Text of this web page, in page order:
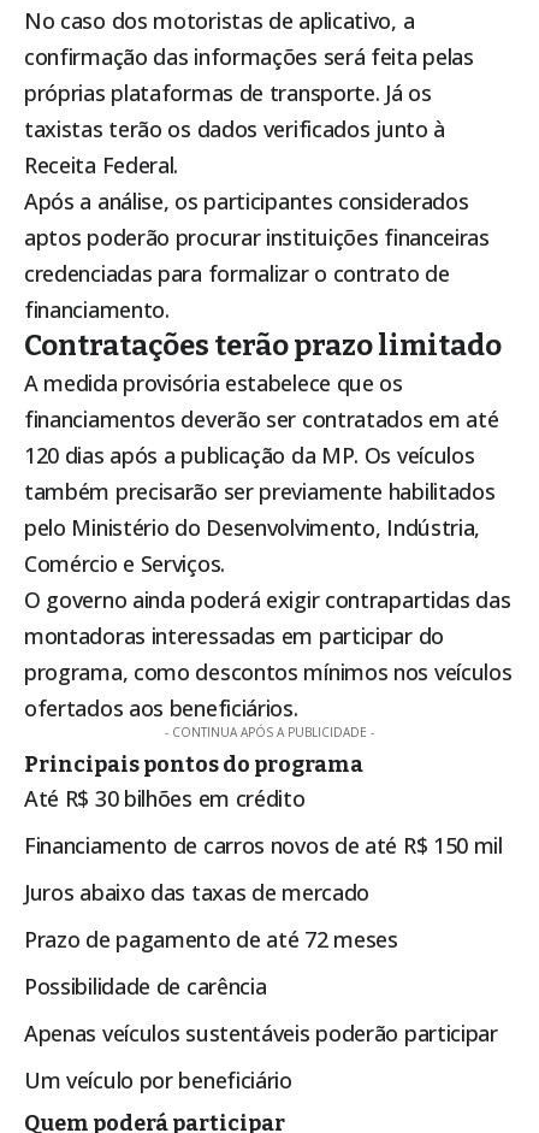
No caso dos motoristas de aplicativo, a
confirmação das informações será feita pelas
próprias plataformas de transporte. Já os
taxistas terão os dados verificados junto à
Receita Federal.
Após a análise, os participantes considerados
aptos poderão procurar instituições financeiras
credenciadas para formalizar o contrato de
financiamento.
Contratações terão prazo limitado
A medida provisória estabelece que os
financiamentos deverão ser contratados em até
120 dias após a publicação da MP. Os veículos
também precisarão ser previamente habilitados
pelo Ministério do Desenvolvimento, Indústria,
Comércio e Serviços.
O governo ainda poderá exigir contrapartidas das
montadoras interessadas em participar do
programa, como descontos mínimos nos veículos
ofertados aos beneficiários.
- CONTINUA APÓS A PUBLICIDADE -
Principais pontos do programa
Até R$ 30 bilhões em crédito
Financiamento de carros novos de até R$ 150 mil
Juros abaixo das taxas de mercado
Prazo de pagamento de até 72 meses
Possibilidade de carência
Apenas veículos sustentáveis poderão participar
Um veículo por beneficiário
Quem poderá participar